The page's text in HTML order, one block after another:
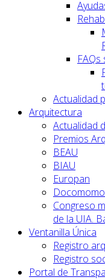
Actualidad
Arquitectura
Actualidad
Premios
BEAU
BIAU
Europan
Congreso
de la UIA.
Ventanilla Única
Registro
Registro
Portal de